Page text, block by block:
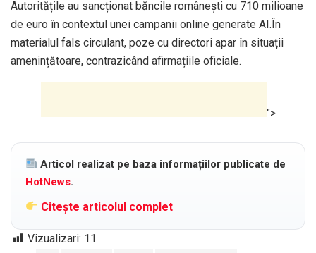
Autoritățile au sancționat băncile românești cu 710 milioane
de euro în contextul unei campanii online generate AI.În
materialul fals circulant, poze cu directori apar în situații
amenințătoare, contrazicând afirmațiile oficiale.
">
Articol realizat pe baza informațiilor publicate de
HotNews.
Citește articolul complet
Vizualizari: 11